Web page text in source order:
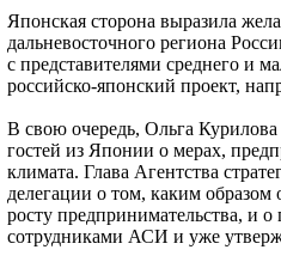
Японская сторона выразила
дальневосточного региона
с представителями среднего и
российско-японский проект,
В свою очередь, Ольга
гостей из Японии о мерах,
климата. Глава Агентства
делегации о том, каким образом
росту предпринимательства, и
сотрудниками АСИ и уже